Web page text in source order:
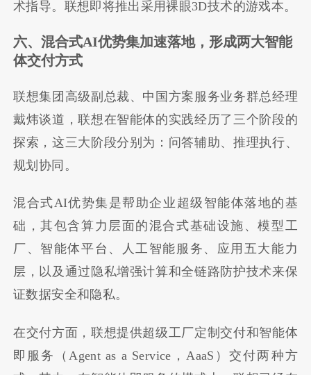
术指导。联想即将推出采用裸眼3D技术的游戏本。
六、混合式AI优势集加速落地，形成两大智能
体交付方式
联想集团高级副总裁、中国方案服务业务群总经理
戴炜谈道，联想在智能体的实践经历了三个阶段的
探索，这三大阶段分别为：问答辅助、推理执行、
规划协同。
混合式AI优势集是帮助企业超级智能体落地的基
础，其包含算力层面的混合式基础设施、模型工
厂、智能体平台、人工智能服务、应用五大能力
层，以及通过隐私增强计算和全链路防护技术来保
证数据安全和隐私。
在交付方面，联想提供超级工厂定制交付和智能体
即服务（Agent as a Service， AaaS）交付两种方